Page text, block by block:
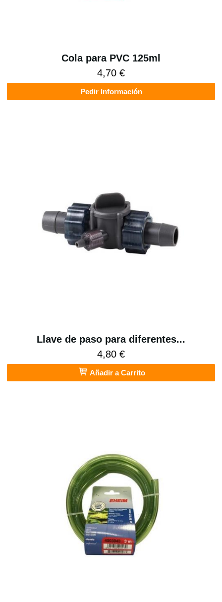
Cola para PVC 125ml
4,70 €
Pedir Información
Llave de paso para diferentes...
4,80 €
Añadir a Carrito